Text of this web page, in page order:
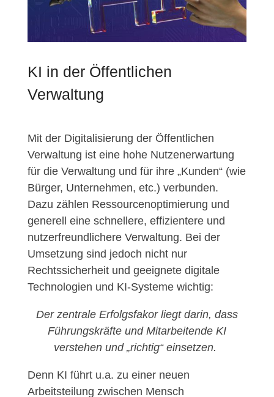
KI in der Öffentlichen
Verwaltung
Mit der Digitalisierung der Öffentlichen
Verwaltung ist eine hohe Nutzenerwartung
für die Verwaltung und für ihre „Kunden“ (wie
Bürger, Unternehmen, etc.) verbunden.
Dazu zählen Ressourcenoptimierung und
generell eine schnellere, effizientere und
nutzerfreundlichere Verwaltung. Bei der
Umsetzung sind jedoch nicht nur
Rechtssicherheit und geeignete digitale
Technologien und KI-Systeme wichtig:
Der zentrale Erfolgsfakor liegt darin, dass
Führungskräfte und Mitarbeitende KI
verstehen und „richtig“ einsetzen.
Denn KI führt u.a. zu einer neuen
Arbeitsteilung zwischen Mensch